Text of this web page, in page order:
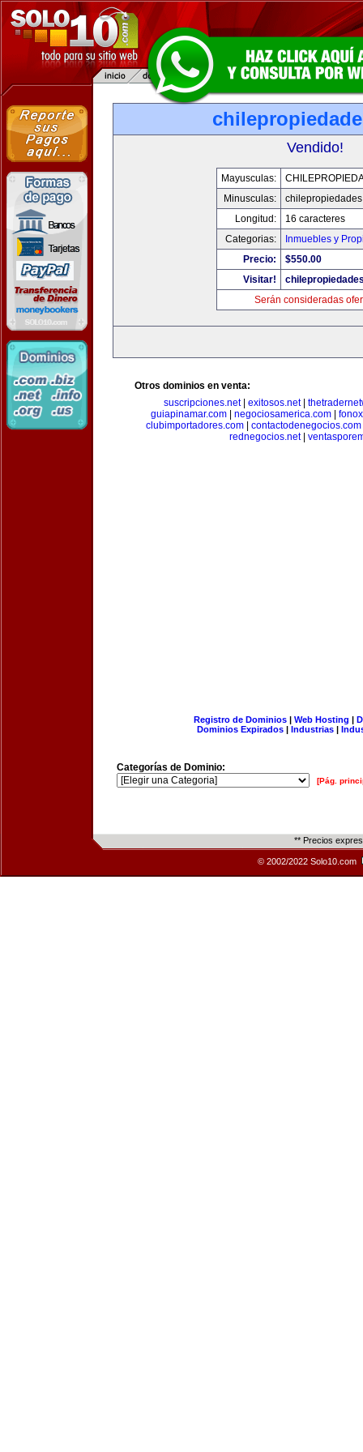
Vendido!
Mayusculas:
Minusculas:
Longitud:
16 caracteres
Categorias:
Inmuebles y
Precio:
$550.00
Visitar!
Serán consideradas
Otros dominios en venta:
suscripciones.net| exitosos.net|
guiapinamar.com
negociosamerica.com
clubimportadores.com
contactodenegocios.com
rednegocios.net|
Registro de Dominios| Web Hosting |
Dominios Expirados | Industrias |
Categorías de Dominio:
[Pág.
** Precios
© 2002/2022 Solo10.com